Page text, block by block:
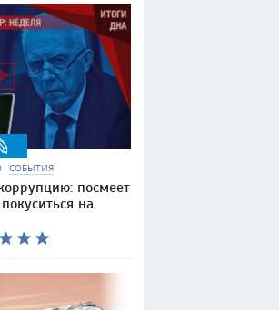
СОБЫТИЯ
посмеет
на